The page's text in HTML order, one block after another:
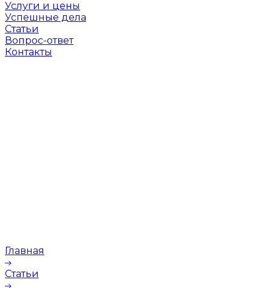
Услуги и цены
Успешные дела
Статьи
Вопрос-ответ
Контакты
Главная
Статьи